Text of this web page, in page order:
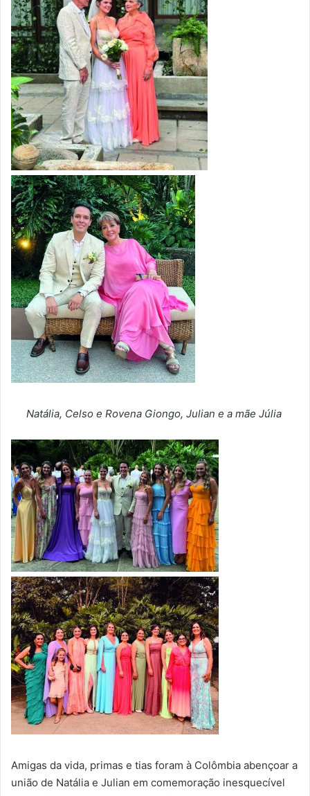
Natália, Celso e Rovena Giongo, Julian e a mãe Júlia
Amigas da vida, primas e tias foram à Colômbia abençoar a
união de Natália e Julian em comemoração inesquecível